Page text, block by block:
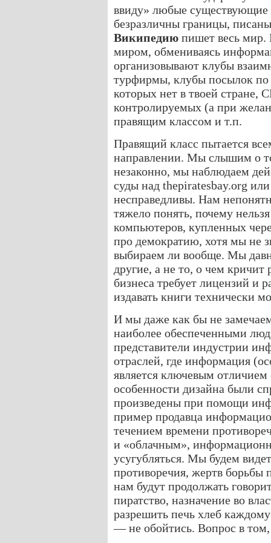
ввиду» любые существующие
безразличны границы,
Википедию пишет весь мир.
миром, обмениваясь
организовывают клубы
турфирмы, клубы посылок по
которых нет в твоей стране,
контролируемых (а при
правящим классом и т.п.
Правящий класс пытается
направлении. Мы слышим о
незаконно, мы наблюдаем
суды над thepiratesbay.org
несправедливы. Нам
тяжело понять, почему
компьютеров, купленных
про демократию, хотя мы не
выбираем ли вообще. Мы
другие, а не то, о чем
бизнеса требует лицензий и
издавать книги технически
И мы даже как бы не
наиболее обеспеченными
представители индустрии
отраслей, где информация
является ключевым отличием
особенности дизайна были
произведены при помощи
пример продавца
течением времени
и «облачным»,
усугубляться. Мы будем
противоречия, жертв борьбы
нам будут продолжать
пиратство, назначение во
разрешить печь хлеб
— не обойтись. Вопрос в